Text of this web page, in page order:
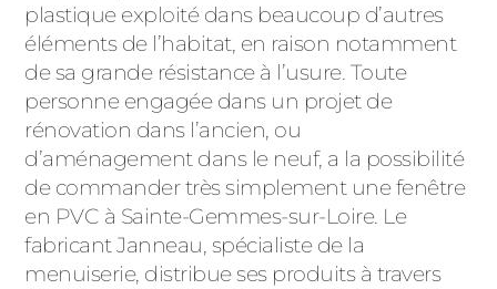
plastique exploité dans beaucoup d’autres
éléments de l’habitat, en raison notamment
de sa grande résistance à l’usure. Toute
personne engagée dans un projet de
rénovation dans l’ancien, ou
d’aménagement dans le neuf, a la possibilité
de commander très simplement une fenêtre
en PVC à Sainte-Gemmes-sur-Loire. Le
fabricant Janneau, spécialiste de la
menuiserie, distribue ses produits à travers
ACIER